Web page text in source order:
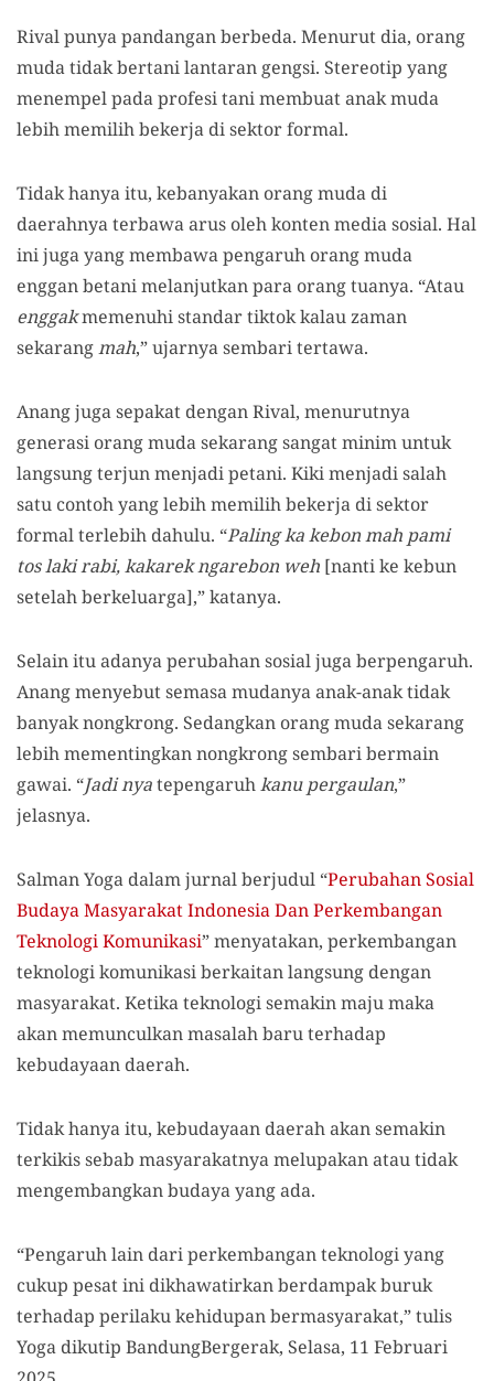
Rival punya pandangan berbeda. Menurut dia, orang
muda tidak bertani lantaran gengsi. Stereotip yang
menempel pada profesi tani membuat anak muda
lebih memilih bekerja di sektor formal.
Tidak hanya itu, kebanyakan orangmuda di
daerahnya terbawa arus oleh konten media sosial. Hal
ini juga yang membawa pengaruh orangmuda
enggan betani melanjutkan para orang tuanya. “Atau
enggakmemenuhi standar tiktok kalauzaman
sekarangmah,” ujarnya sembari tertawa.
Anang juga sepakat dengan Rival, menurutnya
generasi orangmuda sekarang sangat minim untuk
langsung terjun menjadi petani. Kiki menjadisalah
satu contoh yang lebih memilih bekerja di sektor
formal terlebih dahulu. “Paling ka kebon mah pami
tos laki rabi, kakarek ngarebon weh [nanti ke kebun
setelah berkeluarga],” katanya.
Selain itu adanya perubahan sosial juga berpengaruh.
Anang menyebut semasa mudanya anak-anak tidak
banyak nongkrong. Sedangkan orangmuda sekarang
lebih mementingkan nongkrong sembari bermain
gawai. “Jadi nyatepengaruhkanu pergaulan,”
jelasnya.
Salman Yoga dalam jurnalberjudul “Perubahan Sosial
Budaya Masyarakat Indonesia Dan Perkembangan
Teknologi Komunikasi” menyatakan, perkembangan
teknologi komunikasi berkaitan langsung dengan
masyarakat. Ketika teknologi semakin majumaka
akan memunculkan masalah baru terhadap
kebudayaan daerah.
Tidak hanya itu, kebudayaan daerah akan semakin
terkikis sebab masyarakatnya melupakan atau tidak
mengembangkan budaya yang ada.
“Pengaruh lain dari perkembangan teknologi yang
cukup pesat ini dikhawatirkan berdampak buruk
terhadap perilaku kehidupan bermasyarakat,” tulis
Yoga dikutip BandungBergerak, Selasa, 11 Februari